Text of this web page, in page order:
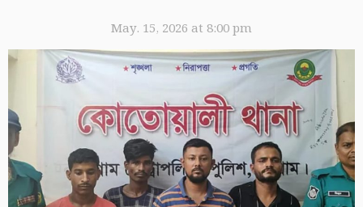
May. 15, 2026 at 8:00 pm